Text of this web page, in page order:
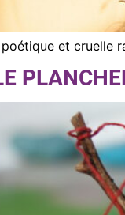
et cruelle